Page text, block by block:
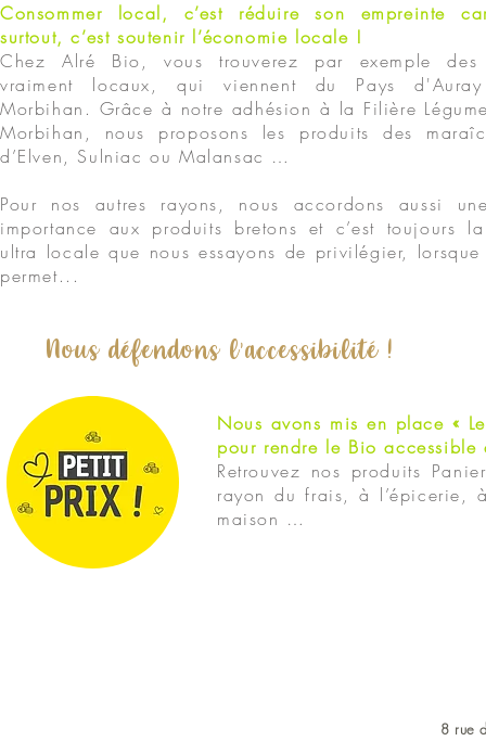
Consommer local, c’est réduire son empreinte
surtout, c’est soutenir l’économie locale !
Chez Alré Bio, vous trouverez par exemple des
vraiment locaux, qui viennent du Pays
Morbihan. Grâce à notre adhésion à la Filière
Morbihan, nous proposons les produits des
d’Elven, Sulniac ou Malansac …
Pour nos autres rayons, nous accordons aussi
importance aux produits bretons et c’est toujours
ultra locale que nous essayons de privilégier,
permet...
Nous défendons l’accessibilité !
Nous avons mis en place «
pour rendre le Bio
Retrouvez nos produits
rayon du frais, à l’épicerie,
maison …
8 rue